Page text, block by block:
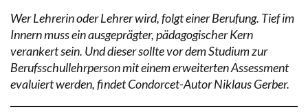
Wer Lehrerin oder Lehrer wird, folgt einer Berufung. Tief im
Innern muss ein ausgeprägter, pädagogischer Kern
verankert sein. Und dieser sollte vor dem Studium zur
Berufsschullehrperson mit einem erweiterten Assessment
evaluiert werden, findet Condorcet-Autor Niklaus Gerber.